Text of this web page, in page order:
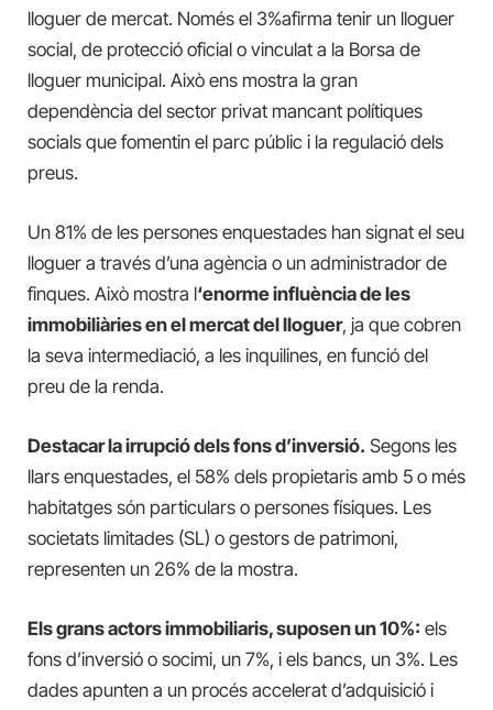
lloguer de mercat. Només el 3%afirma tenir un lloguer
social, de protecció oficial o vinculat a la Borsa de
lloguer municipal. Això ens mostra la gran
dependència del sector privat mancant polítiques
socials que fomentin el parc públic i la regulació dels
preus.
Un 81% de les persones enquestades han signat el seu
lloguer a través d’una agència o un administrador de
finques. Això mostra l‘enorme influència de les
immobiliàries en el mercat del lloguer, ja que cobren
la seva intermediació, a les inquilines, en funció del
preu de la renda.
Destacar la irrupció dels fons d’inversió. Segons les
llars enquestades, el 58% dels propietaris amb 5 o més
habitatges són particulars o persones físiques. Les
societats limitades (SL) o gestors de patrimoni,
representen un 26% de la mostra.
Els grans actors immobiliaris, suposen un 10%: els
fons d’inversió o socimi, un 7%, i els bancs, un 3%. Les
dades apunten a un procés accelerat d’adquisició i